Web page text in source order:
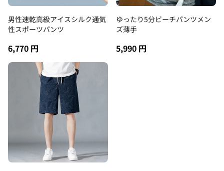
男性速乾高級アイスシルク通気
性スポーツパンツ
6,770 円
ゆったり5分ビーチパンツメン
ズ薄手
5,990 円